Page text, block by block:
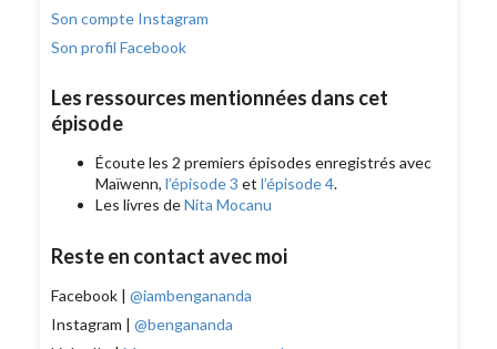
Son compte Instagram
Son profil Facebook
Les ressources mentionnées dans cet
épisode
Écoute les 2 premiers épisodes enregistrés avec
Maïwenn,l’épisode 3 etl’épisode 4.
Les livres deNita Mocanu
Reste en contact avec moi
Facebook |@iambengananda
Instagram |@bengananda